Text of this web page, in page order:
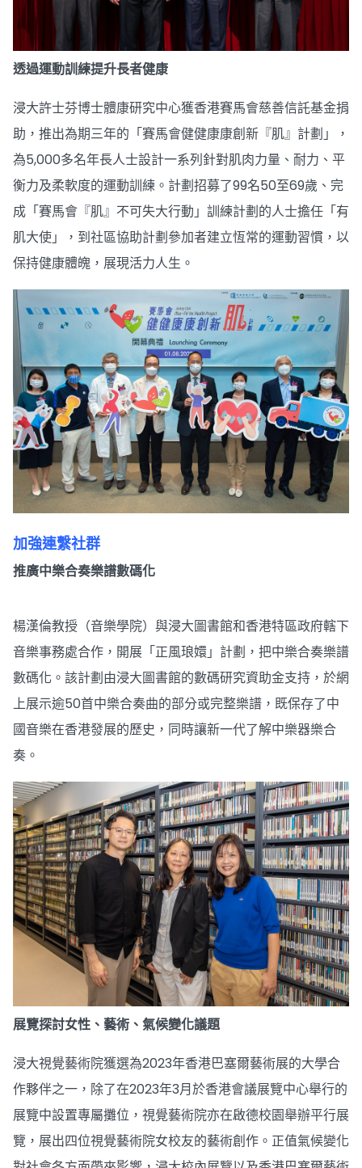
透過運動訓練提升長者健康
浸大許士芬博士體康研究中心獲香港賽馬會慈善信託基金捐
助，推出為期三年的「賽馬會健健康康創新『肌』計劃」，
為5,000多名年長人士設計一系列針對肌肉力量、耐力、平
衡力及柔軟度的運動訓練。計劃招募了99名50至69歲、完
成「賽馬會『肌』不可失大行動」訓練計劃的人士擔任「有
肌大使」，到社區協助計劃參加者建立恆常的運動習慣，以
保持健康體魄，展現活力人生。
加強連繫社群
推廣中樂合奏樂譜數碼化
楊漢倫教授（音樂學院）與浸大圖書館和香港特區政府轄下
音樂事務處合作，開展「正風琅嬛」計劃，把中樂合奏樂譜
數碼化。該計劃由浸大圖書館的數碼研究資助金支持，於網
上展示逾50首中樂合奏曲的部分或完整樂譜，既保存了中
國音樂在香港發展的歷史，同時讓新一代了解中樂器樂合
奏。
展覽探討女性、藝術、氣候變化議題
浸大視覺藝術院獲選為2023年香港巴塞爾藝術展的大學合
作夥伴之一，除了在2023年3月於香港會議展覽中心舉行的
展覽中設置專屬攤位，視覺藝術院亦在啟德校園舉辦平行展
覽，展出四位視覺藝術院女校友的藝術創作。正值氣候變化